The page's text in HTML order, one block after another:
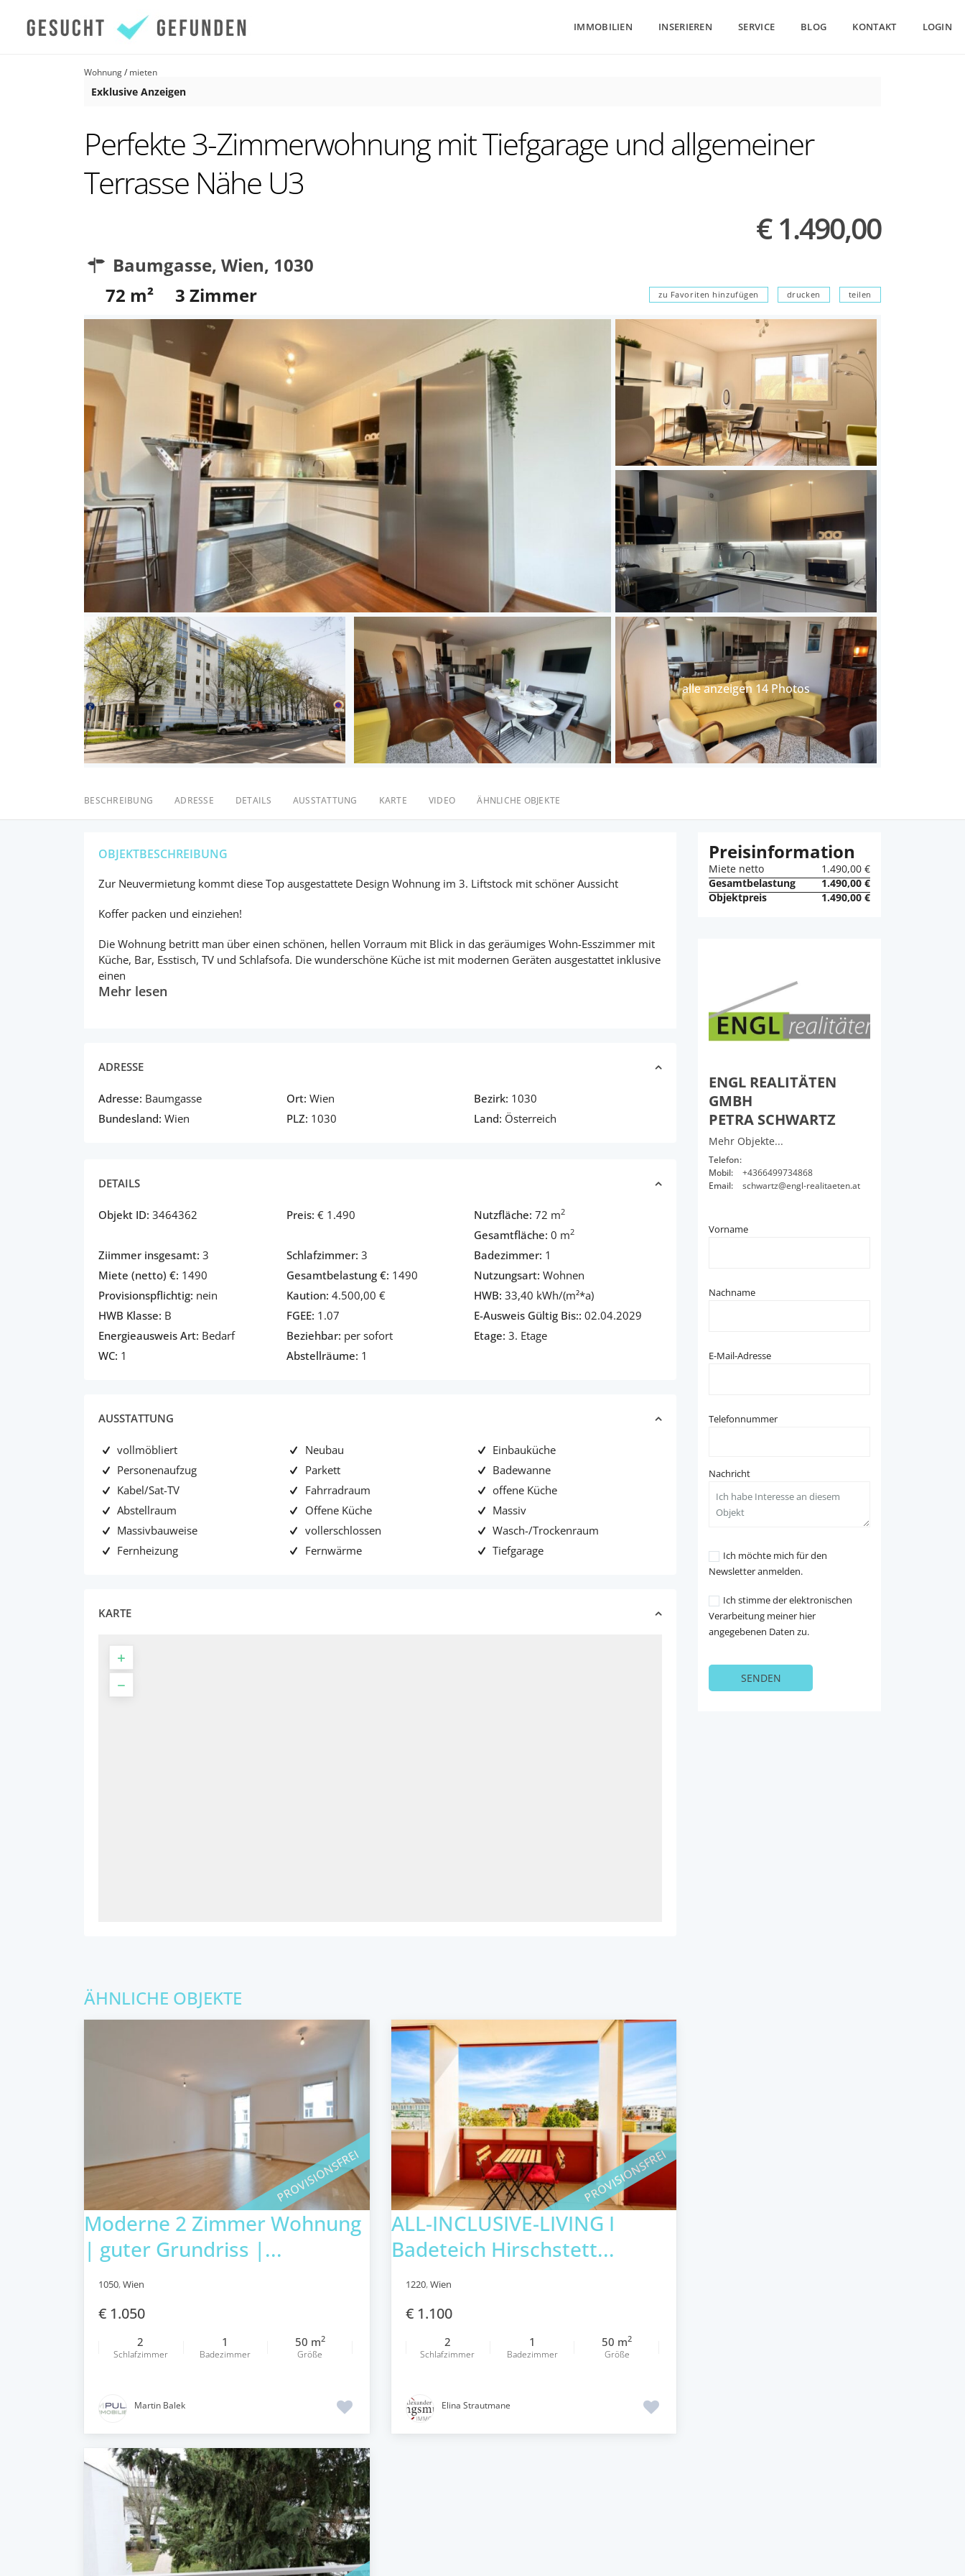
IMMOBILIEN INSERIEREN SERVICE BLOG KONTAKT LOGIN
Wohnung/ mieten
Exklusive Anzeigen
Perfekte 3-Zimmerwohnung mit Tiefgarage und allgemeiner
Terrasse Nähe U3
€ 1.490,00
Baumgasse, Wien, 1030
72 m² 3 Zimmer zu Favoriten hinzufügen drucken teilen
alle anzeigen 14 Photos
BESCHREIBUNG ADRESSE DETAILS AUSSTATTUNG KARTE VIDEO ÄHNLICHE OBJEKTE
OBJEKTBESCHREIBUNG
Zur Neuvermietung kommt diese Top ausgestattete Design Wohnung im 3. Liftstock mit schöner Aussicht
Koffer packen und einziehen!
Die Wohnung betritt man über einen schönen, hellen Vorraum mit Blick in das geräumiges Wohn-Esszimmer mit
Küche, Bar, Esstisch, TV und Schlafsofa. Die wunderschöne Küche ist mit modernen Geräten ausgestattet inklusive
einen
Mehr lesen
ADRESSE
Adresse: Baumgasse Ort: Wien Bezirk: 1030
Bundesland: Wien PLZ: 1030 Land: Österreich
DETAILS
Objekt ID: 3464362 Preis: € 1.490 Nutzfläche: 72 m2
Gesamtfläche: 0 m2
Ziimmer insgesamt: 3 Schlafzimmer: 3 Badezimmer: 1
Miete (netto) €: 1490 Gesamtbelastung €: 1490 Nutzungsart: Wohnen
Provisionspflichtig: nein Kaution: 4.500,00 € HWB: 33,40 kWh/(m²*a)
HWB Klasse: B FGEE: 1.07 E-Ausweis Gültig Bis:: 02.04.2029
Energieausweis Art: Bedarf Beziehbar: per sofort Etage: 3. Etage
WC: 1 Abstellräume: 1
AUSSTATTUNG
vollmöbliert Neubau
Einbauküche
Personenaufzug
Parkett
Badewanne
Kabel/Sat-TV
Fahrradraum
offene Küche
Abstellraum
Offene Küche
Massiv
Massivbauweise
vollerschlossen
Wasch-/Trockenraum
Fernheizung
Fernwärme Tiefgarage
KARTE
ÄHNLICHE OBJEKTE
PROVISIONSFREI
Moderne 2 Zimmer Wohnung
| guter Grundriss |...
1050,Wien
€ 1.050
2
Schlafzimmer
1
Badezimmer
50 m2
Größe
Martin Balek
PROVISIONSFREI
ALL-INCLUSIVE-LIVING I
Badeteich Hirschstett...
1220,Wien
€ 1.100
2
Schlafzimmer
1
Badezimmer
50 m2
Größe
Elina Strautmane
ENGL REALITÄTEN
GMBH
PETRA SCHWARTZ
Mehr Objekte...
Telefon:
Mobil:
+4366499734868
Email:
schwartz@engl-realitaeten.at
Vorname
Nachname
E-Mail-Adresse
Telefonnummer
Nachricht
Ich möchte mich für den
Newsletter anmelden.
Ich stimme der elektronischen
Verarbeitung meiner hier
angegebenen Daten zu.
Preisinformation
Miete netto
1.490,00 €
Gesamtbelastung
1.490,00 €
Objektpreis
1.490,00 €